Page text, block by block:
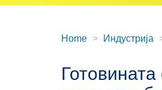
Home Индустрија